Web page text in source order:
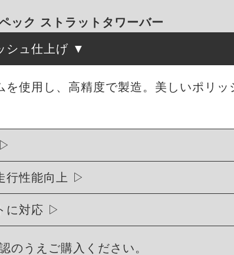
ック ストラットタワーバー
シュ仕上げ
を使用し、高精度で製造。美しいポリ
行性能向上
に対応
のうえご購入ください。